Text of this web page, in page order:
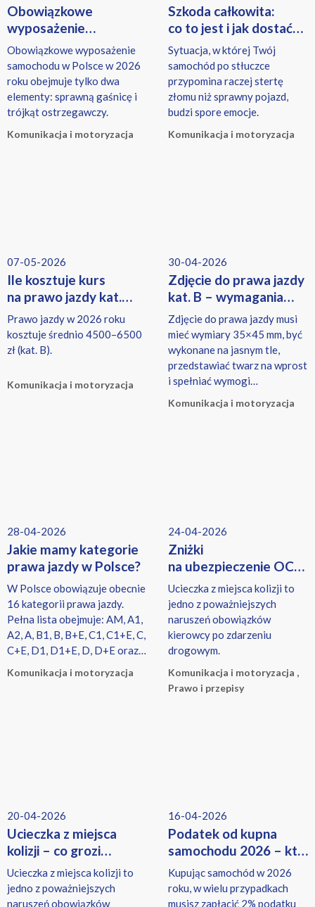
Obowiązkowe
wyposażenie
samochodu 2026 –
co musisz mieć,
a co tylko warto?
Obowiązkowe wyposażenie
samochodu w Polsce w 2026
roku obejmuje tylko dwa
elementy: sprawną gaśnicę i
trójkąt ostrzegawczy.
Komunikacja i motoryzacja
Szkoda całkowita:
co to jest i jak dostać
odszkodowanie?
Sytuacja, w której Twój
samochód po stłuczce
przypomina raczej stertę
złomu niż sprawny pojazd,
budzi spore emocje.
Komunikacja i motoryzacja
07-05-2026
Ile kosztuje kurs
na prawo jazdy kat.
B w 2026? Aktualne
ceny
Prawo jazdy w 2026 roku
kosztuje średnio 4500–6500
zł (kat. B).
Komunikacja i motoryzacja
30-04-2026
Zdjęcie do prawa jazdy
kat. B – wymagania
i wymiary
Zdjęcie do prawa jazdy musi
mieć wymiary 35×45 mm, być
wykonane na jasnym tle,
przedstawiać twarz na wprost
i spełniać wymogi
przepisach.
Komunikacja i motoryzacja
28-04-2026
Jakie mamy kategorie
prawa jazdy w Polsce?
W Polsce obowiązuje obecnie
16 kategorii prawa jazdy.
Pełna lista obejmuje: AM, A1,
A2, A, B1, B, B+E, C1, C1+E, C,
C+E, D1, D1+E, D, D+E oraz
Komunikacja i motoryzacja
24-04-2026
Zniżki
na ubezpieczenie OC
dla seniorów – kiedy
emeryt zapłaci mniej?
Ucieczka z miejsca kolizji to
jedno z poważniejszych
naruszeń obowiązków
kierowcy po zdarzeniu
drogowym.
Komunikacja i motoryzacja ,
Prawo i przepisy
20-04-2026
Ucieczka z miejsca
kolizji – co grozi
za ucieczkę z miejsca
zdarzenia?
Ucieczka z miejsca kolizji to
jedno z poważniejszych
naruszeń obowiązków
16-04-2026
Podatek od kupna
samochodu 2026 – kto
i ile musi zapłacić?
Kupując samochód w 2026
roku, w wielu przypadkach
musisz zapłacić 2% podatku